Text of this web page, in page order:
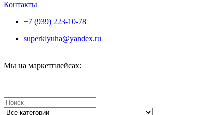
Контакты
+7 (939) 223-10-78
superklyuha@yandex.ru
Мы на маркетплейсах:
Search
...